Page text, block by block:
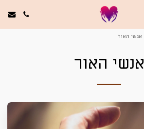
אנשי האור
אנשי האור